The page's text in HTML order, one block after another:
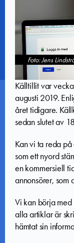
Foto: Jens
Källtillit var
augusti 2019.
året tidigare.
sedan slutet av
Kan vi ta reda
som ett nyord
en kommersiell
annonsörer, som
Vi kan börja med
alla artiklar är
hämtat sin